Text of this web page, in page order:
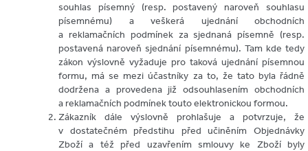
souhlas písemný (resp. postavený naroveň souhlasu
písemnému) a veškerá ujednání obchodních
a reklamačních podmínek za sjednaná písemně (resp.
postavená naroveň sjednání písemnému). Tam kde tedy
zákon výslovně vyžaduje pro taková ujednání písemnou
formu, má se mezi účastníky za to, že tato byla řádně
dodržena a provedena již odsouhlasením obchodních
a reklamačních podmínek touto elektronickou formou.
Zákazník dále výslovně prohlašuje a potvrzuje, že
v dostatečném předstihu před učiněním Objednávky
Zboží a též před uzavřením smlouvy ke Zboží byly